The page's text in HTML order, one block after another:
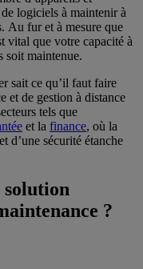
logiciels à maintenir à
Au fur et à mesure que
vital que votre capacité à
soit maintenue.
sait ce qu’il faut faire
et de gestion à distance
tels que
et la finance, où la
d’une sécurité étanche
solution
?